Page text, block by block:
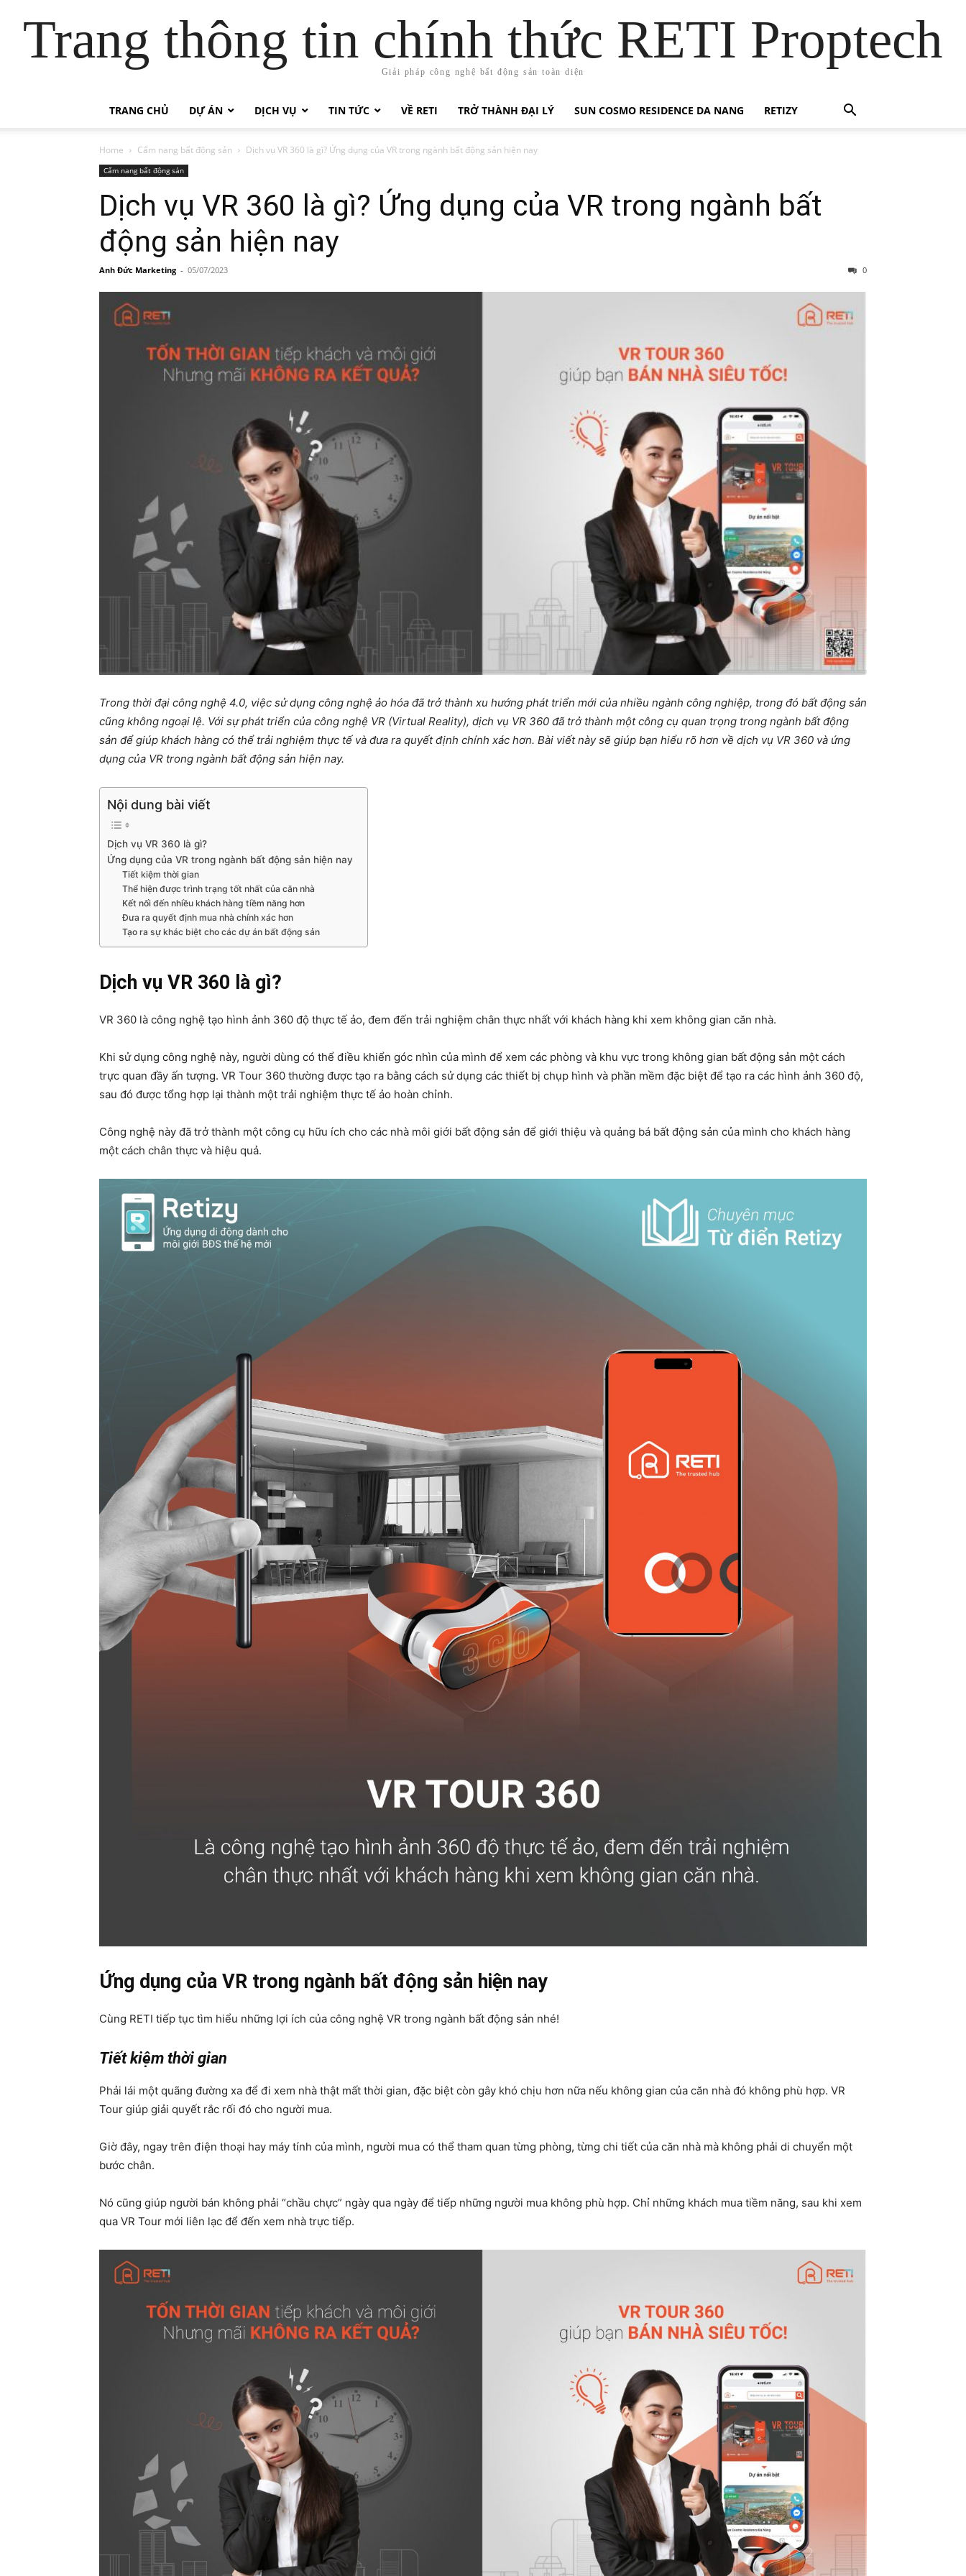
Trang thông tin chính thức RETI Proptech
Giải pháp công nghệ bất động sản toàn diện
TRANG CHỦ DỰ ÁN DỊCH VỤ TIN TỨC VỀ RETI TRỞ THÀNH ĐẠI LÝ SUN COSMO RESIDENCE DA NANG RETIZY
Home Cẩm nang bất động sản Dịch vụ VR 360 là gì? Ứng dụng của VR trong ngành bất động sản hiện nay
Cẩm nang bất động sản
Dịch vụ VR 360 là gì? Ứng dụng của VR trong ngành bất
động sản hiện nay
Anh Đức Marketing - 05/07/2023 0
Trong thời đại công nghệ 4.0, việc sử dụng công nghệ ảo hóa đã trở thành xu hướng phát triển mới của nhiều ngành công nghiệp, trong đó bất động sản
cũng không ngoại lệ. Với sự phát triển của công nghệ VR (Virtual Reality), dịch vụ VR 360 đã trở thành một công cụ quan trọng trong ngành bất động
sản để giúp khách hàng có thể trải nghiệm thực tế và đưa ra quyết định chính xác hơn. Bài viết này sẽ giúp bạn hiểu rõ hơn về dịch vụ VR 360 và ứng
dụng của VR trong ngành bất động sản hiện nay.
Nội dung bài viết
Dịch vụ VR 360 là gì?
Ứng dụng của VR trong ngành bất động sản hiện nay
Tiết kiệm thời gian
Thể hiện được trình trạng tốt nhất của căn nhà
Kết nối đến nhiều khách hàng tiềm năng hơn
Đưa ra quyết định mua nhà chính xác hơn
Tạo ra sự khác biệt cho các dự án bất động sản
Dịch vụ VR 360 là gì?
VR 360 là công nghệ tạo hình ảnh 360 độ thực tế ảo, đem đến trải nghiệm chân thực nhất với khách hàng khi xem không gian căn nhà.
Khi sử dụng công nghệ này, người dùng có thể điều khiển góc nhìn của mình để xem các phòng và khu vực trong không gian bất động sản một cách
trực quan đầy ấn tượng. VR Tour 360 thường được tạo ra bằng cách sử dụng các thiết bị chụp hình và phần mềm đặc biệt để tạo ra các hình ảnh 360 độ,
sau đó được tổng hợp lại thành một trải nghiệm thực tế ảo hoàn chỉnh.
Công nghệ này đã trở thành một công cụ hữu ích cho các nhà môi giới bất động sản để giới thiệu và quảng bá bất động sản của mình cho khách hàng
một cách chân thực và hiệu quả.
Ứng dụng của VR trong ngành bất động sản hiện nay
Cùng RETI tiếp tục tìm hiểu những lợi ích của công nghệ VR trong ngành bất động sản nhé!
Tiết kiệm thời gian
Phải lái một quãng đường xa để đi xem nhà thật mất thời gian, đặc biệt còn gây khó chịu hơn nữa nếu không gian của căn nhà đó không phù hợp. VR
Tour giúp giải quyết rắc rối đó cho người mua.
Giờ đây, ngay trên điện thoại hay máy tính của mình, người mua có thể tham quan từng phòng, từng chi tiết của căn nhà mà không phải di chuyển một
bước chân.
Nó cũng giúp người bán không phải “chầu chực” ngày qua ngày để tiếp những người mua không phù hợp. Chỉ những khách mua tiềm năng, sau khi xem
qua VR Tour mới liên lạc để đến xem nhà trực tiếp.